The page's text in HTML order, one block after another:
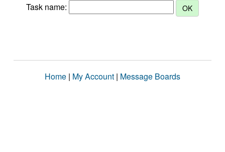
Task name:
Home | My Account | Message Boards